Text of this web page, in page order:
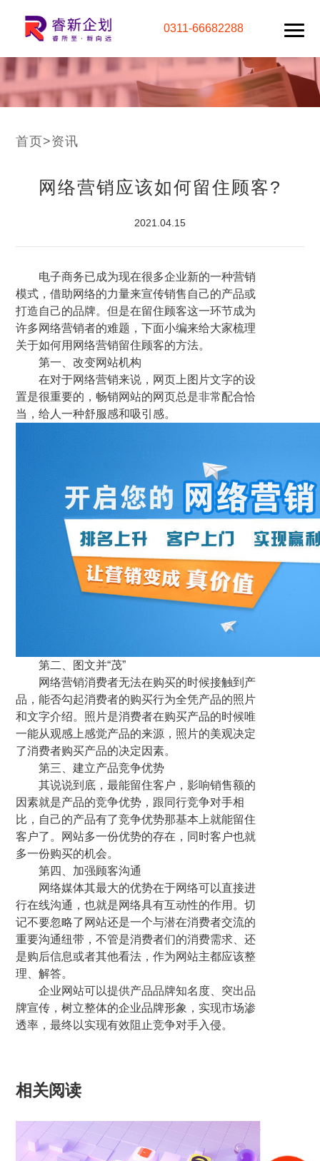
0311-66682288
首页>资讯
网络营销应该如何留住顾客?
2021.04.15
电子商务已成为现在很多企业新的一种营销
模式，借助网络的力量来宣传销售自己的产品或
打造自己的品牌。但是在留住顾客这一环节成为
许多网络营销者的难题，下面小编来给大家梳理
关于如何用网络营销留住顾客的方法。
第一、改变网站机构
在对于网络营销来说，网页上图片文字的设
置是很重要的，畅销网站的网页总是非常配合恰
当，给人一种舒服感和吸引感。
第二、图文并“茂”
网络营销消费者无法在购买的时候接触到产
品，能否勾起消费者的购买行为全凭产品的照片
和文字介绍。照片是消费者在购买产品的时候唯
一能从观感上感觉产品的来源，照片的美观决定
了消费者购买产品的决定因素。
第三、建立产品竞争优势
其说说到底，最能留住客户，影响销售额的
因素就是产品的竞争优势，跟同行竞争对手相
比，自己的产品有了竞争优势那基本上就能留住
客户了。网站多一份优势的存在，同时客户也就
多一份购买的机会。
第四、加强顾客沟通
网络媒体其最大的优势在于网络可以直接进
行在线沟通，也就是网络具有互动性的作用。切
记不要忽略了网站还是一个与潜在消费者交流的
重要沟通纽带，不管是消费者们的消费需求、还
是购后信息或者其他看法，作为网站主都应该整
理、解答。
企业网站可以提供产品品牌知名度、突出品
牌宣传，树立整体的企业品牌形象，实现市场渗
透率，最终以实现有效阻止竞争对手入侵。
相关阅读